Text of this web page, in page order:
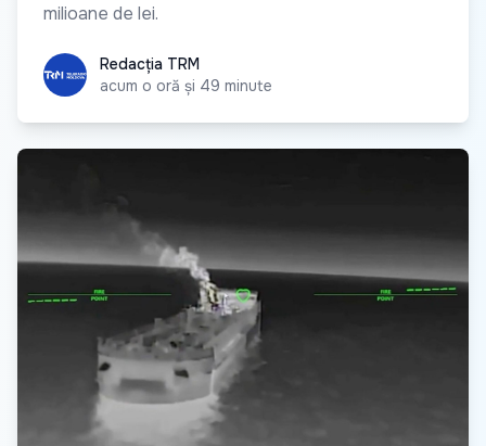
milioane de lei.
Redacția TRM
Redacția TRM
acum o oră și 49 minute